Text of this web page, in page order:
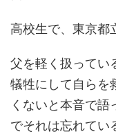
高校生で、東京都
父を軽く扱ってい
犠牲にして自らを
くないと本音で
でそれは忘れてい